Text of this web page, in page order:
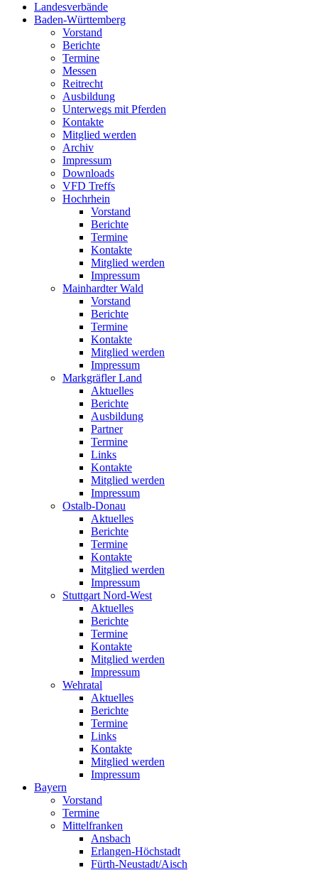
Landesverbände
Baden-Württemberg
Vorstand
Berichte
Termine
Messen
Reitrecht
Ausbildung
Unterwegs mit Pferden
Kontakte
Mitglied werden
Archiv
Impressum
Downloads
VFD Treffs
Hochrhein
Vorstand
Berichte
Termine
Kontakte
Mitglied werden
Impressum
Mainhardter Wald
Vorstand
Berichte
Termine
Kontakte
Mitglied werden
Impressum
Markgräfler Land
Aktuelles
Berichte
Ausbildung
Partner
Termine
Links
Kontakte
Mitglied werden
Impressum
Ostalb-Donau
Aktuelles
Berichte
Termine
Kontakte
Mitglied werden
Impressum
Stuttgart Nord-West
Aktuelles
Berichte
Termine
Kontakte
Mitglied werden
Impressum
Wehratal
Aktuelles
Berichte
Termine
Links
Kontakte
Mitglied werden
Impressum
Bayern
Vorstand
Termine
Mittelfranken
Ansbach
Erlangen-Höchstadt
Fürth-Neustadt/Aisch